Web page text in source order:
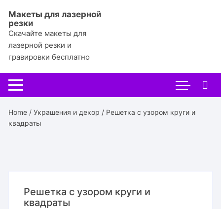
содержимому
Макеты для лазерной
резки
Скачайте макеты для
лазерной резки и
гравировки бесплатно
Home /Украшения и декор / Решетка с узором круги и
квадраты
Решетка с узором круги и
квадраты